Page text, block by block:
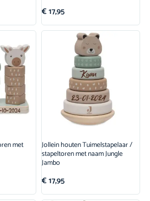
€17,95
met Jollein houten Tuimelstapelaar /
stapeltoren met naam Jungle
Jambo
€17,95